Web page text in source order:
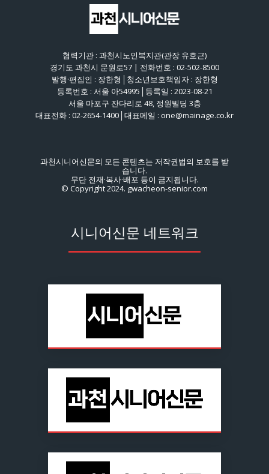
협력기관 : 과천시노인복지관(관장 유호근)
경기도 과천시 문원로57 | 전화번호 : 02-502-8500
발행·편집인 : 장한형│청소년보호책임자 : 장한형
등록번호 : 서울 아54995│등록일 : 2023-08-21
서울 마포구 잔다리로 48, 정원빌딩 3층
대표전화 : 02-2654-1400│대표메일 : one@mainage.co.kr
과천시니어신문의 모든 콘텐츠는 저작권법의 보호를 받
습니다.
무단 전재·복사·배포 등이 금지됩니다.
© Copyright 2024. gwacheon-senior.com
시니어신문 네트워크